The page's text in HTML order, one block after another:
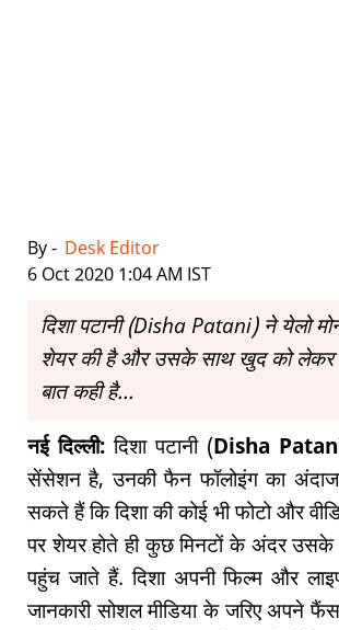
By - Desk Editor
6 Oct 2020 1:04 AM IST
दिशा पटानी (Disha Patani) ने येलो
शेयर की है और उसके साथ खुद को लेकर
बात कही है...
नई दिल्ली:दिशा पटानी (Disha
सेंसेशन है, उनकी फैन फॉलोइंग का
सकते हैं कि दिशा की कोई भी फोटो और
पर शेयर होते ही कुछ मिनटों के अंदर
पहुंच जाते हैं. दिशा अपनी फिल्म और
जानकारी सोशल मीडिया के जरिए अपने